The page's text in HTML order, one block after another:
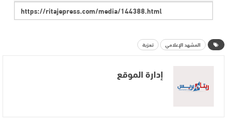
المشهد الإعلامي تعزبة
إدارة الموقع